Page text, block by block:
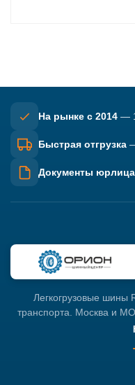
На рынке с 2014 —
Быстрая отгрузка
Документы
Легкогрузовые шины
транспорта. Москва и